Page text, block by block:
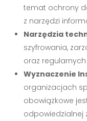
temat ochrony
z narzędzi
Narzędzia
szyfrowania,
oraz
Wyznaczenie
organizacjach
obowiązkowe
odpowiedzialnej